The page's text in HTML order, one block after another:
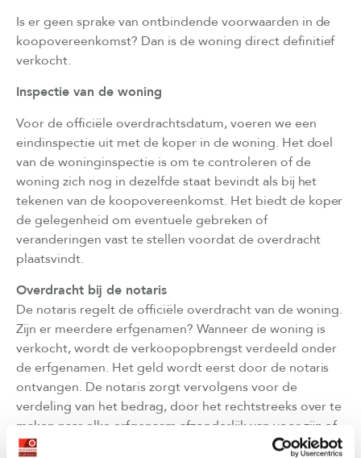
Is er geen sprake van ontbindende voorwaarden in de
koopovereenkomst? Dan is de woning direct definitief
verkocht.
Inspectie van de woning
Voor de officiële overdrachtsdatum, voeren we een
eindinspectie uit met de koper in de woning. Het doel
van de woninginspectie is om te controleren of de
woning zich nog in dezelfde staat bevindt als bij het
tekenen van de koopovereenkomst. Het biedt de koper
de gelegenheid om eventuele gebreken of
veranderingen vast te stellen voordat de overdracht
plaatsvindt.
Overdracht bij de notaris
De notaris regelt de officiële overdracht van de woning.
Zijn er meerdere erfgenamen? Wanneer de woning is
verkocht, wordt de verkoopopbrengst verdeeld onder
de erfgenamen. Het geld wordt eerst door de notaris
ontvangen. De notaris zorgt vervolgens voor de
verdeling van het bedrag, door het rechtstreeks over te
maken naar elke erfgenaam afzonderlijk van voor zijn of
haar aandeel of naar één rekening ten name van "de